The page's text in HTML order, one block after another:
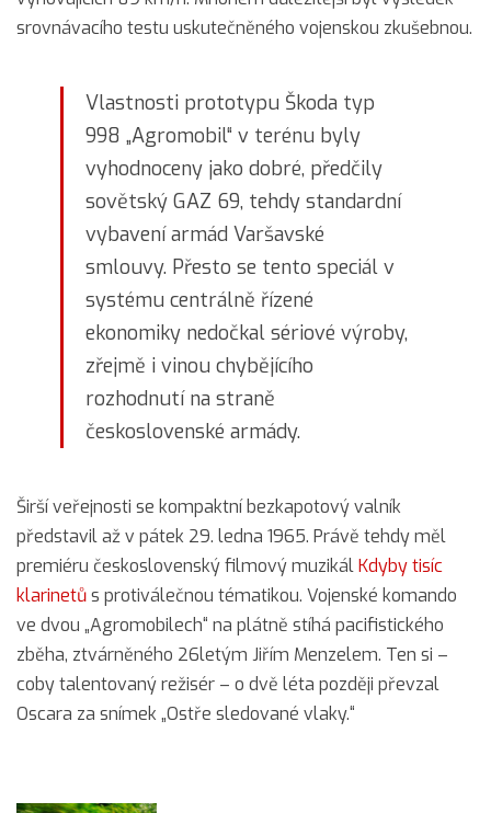
srovnávacího testu uskutečněného vojenskou zkušebnou.
Vlastnosti prototypu Škoda typ
998 „Agromobil“ v terénu byly
vyhodnoceny jako dobré, předčily
sovětský GAZ 69, tehdy standardní
vybavení armád Varšavské
smlouvy. Přesto se tento speciál v
systému centrálně řízené
ekonomiky nedočkal sériové výroby,
zřejmě i vinou chybějícího
rozhodnutí na straně
československé armády.
Širší veřejnosti se kompaktní bezkapotový valník
představil až v pátek 29. ledna 1965. Právě tehdy měl
premiéru československý filmový muzikálKdyby tisíc
klarinetůs protiválečnou tématikou. Vojenské komando
ve dvou „Agromobilech“ na plátně stíhá pacifistického
zběha, ztvárněného 26letým Jiřím Menzelem. Ten si –
coby talentovaný režisér – o dvě léta později převzal
Oscara za snímek „Ostře sledované vlaky.“